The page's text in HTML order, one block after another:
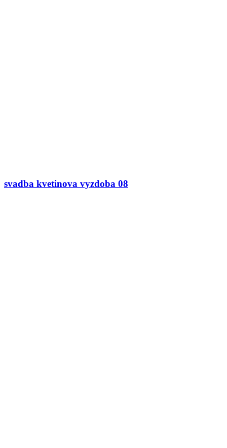
svadba kvetinova vyzdoba 08